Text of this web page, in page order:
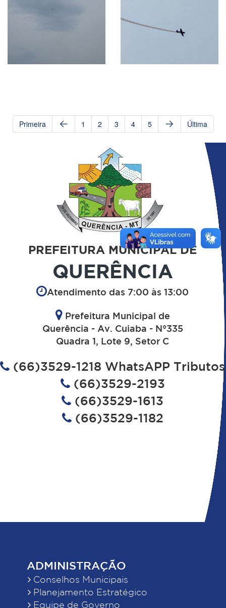
Primeira 1 2 3 4 5 Última
PREFEITURA MUNICIPAL DE
QUERÊNCIA
Atendimento das 7:00 às 13:00
Prefeitura Municipal de
Querência - Av. Cuiaba - N°335
Quadra 1, Lote 9, Setor C
(66)3529-1218 WhatsAPP Tributos
(66)3529-2193
(66)3529-1613
(66)3529-1182
ADMINISTRAÇÃO
Conselhos Municipais
Planejamento Estratégico
Equipe de Governo